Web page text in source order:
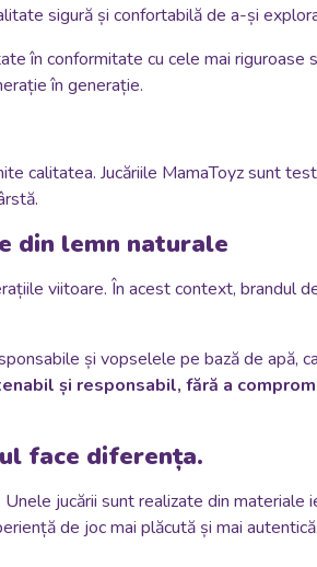
sigură și confortabilă de a-și
în conformitate cu cele mai riguroase
în generație.
calitatea. Jucăriile MamaToyz sunt
din lemn naturale
viitoare. În acest context, brandul
și vopselele pe bază de apă,
și responsabil, fără a
face diferența.
Unele jucării sunt realizate din materiale
de joc mai plăcută și mai